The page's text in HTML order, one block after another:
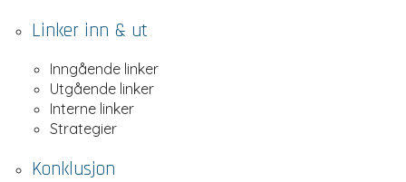
Linker inn & ut
Inngående linker
Utgående linker
Interne linker
Strategier
Konklusjon